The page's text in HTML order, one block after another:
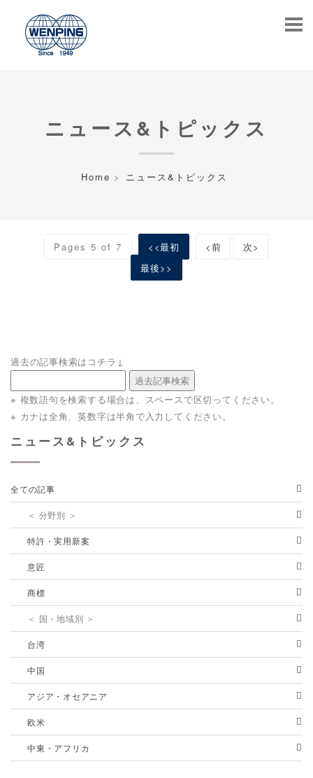
ニュース&トピックス
Home ニュース&トピックス
Pages 5 of 7 <<最初 <前
次>
最後>>
過去の記事検索はコチラ↓
※ 複数語句を検索する場合は、スペースで区切ってください。
※ カナは全角、英数字は半角で入力してください。
ニュース&トピックス
全ての記事
＜ 分野別 ＞
特許・実用新案
意匠
商標
＜ 国・地域別 ＞
台湾
中国
アジア・オセアニア
欧米
中東・アフリカ